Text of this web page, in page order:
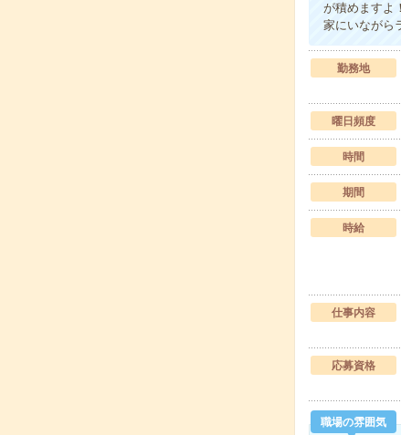
が積めますよ
家にいながら
勤務地
曜日頻度
時間
期間
時給
仕事内容
応募資格
職場の雰囲気